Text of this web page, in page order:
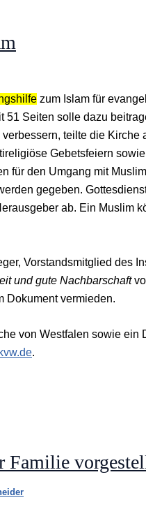
zum Islam für
51 Seiten solle dazu
teilte die Kirche
Gebetsfeiern
für den Umgang mit
gegeben.
ab. Ein Muslim
Vorstandsmitglied des
und gute Nachbarschaft
Dokument vermieden.
von Westfalen sowie ein
.
Familie